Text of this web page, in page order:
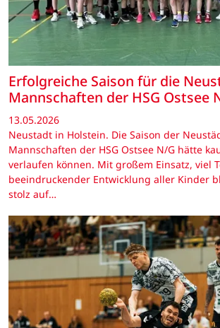
Erfolgreiche Saison für die
Mannschaften der HSG Ostsee
13.05.2026
Neustadt in Holstein. Die Saison der
Mannschaften der HSG Ostsee N/G hätte
verlaufen können. Mit großem Einsatz, viel
beeindruckender Entwicklung aller Kinder
stolz auf…